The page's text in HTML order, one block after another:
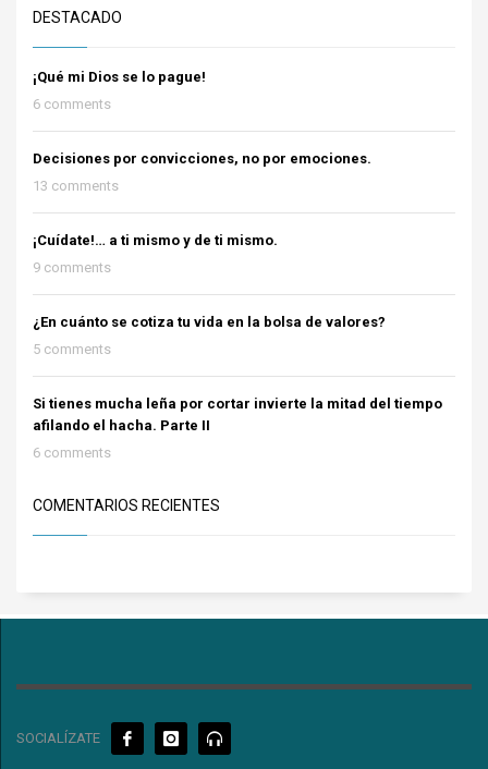
DESTACADO
¡Qué mi Dios se lo pague!
6 comments
Decisiones por convicciones, no por emociones.
13 comments
¡Cuídate!… a ti mismo y de ti mismo.
9 comments
¿En cuánto se cotiza tu vida en la bolsa de valores?
5 comments
Si tienes mucha leña por cortar invierte la mitad del tiempo
afilando el hacha. Parte II
6 comments
COMENTARIOS RECIENTES
SOCIALÍZATE